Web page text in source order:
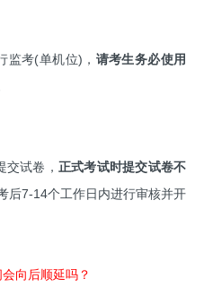
监考(单机位)， 请考生务必使用
试卷， 正式考试时提交试卷不
后7-14个工作日内进行审核并开
向后顺延吗？